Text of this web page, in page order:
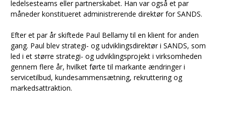
ledelsesteams eller partnerskabet. Han var også et par
måneder konstitueret administrerende direktør for SANDS.
Efter et par år skiftede Paul Bellamy til en klient for anden
gang. Paul blev strategi- og udviklingsdirektør i SANDS, som
led i et større strategi- og udviklingsprojekt i virksomheden
gennem flere år, hvilket førte til markante ændringer i
servicetilbud, kundesammensætning, rekruttering og
markedsattraktion.